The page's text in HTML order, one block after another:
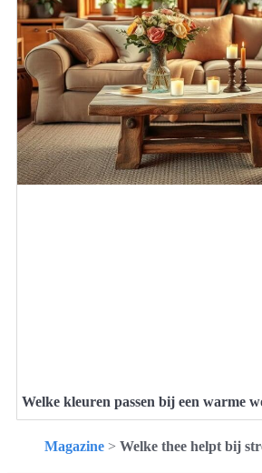
Welke kleuren passen bij een warme
Magazine> Welke thee helpt bij